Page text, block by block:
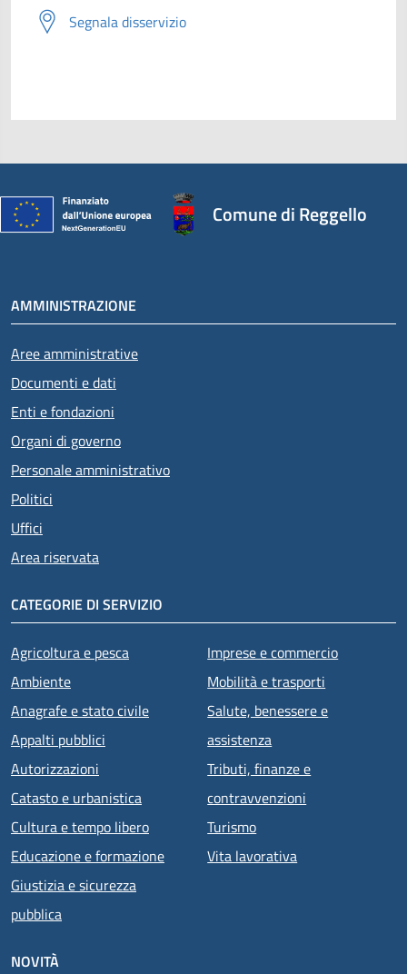
Segnala disservizio
Comune di Reggello
AMMINISTRAZIONE
Aree amministrative
Documenti e dati
Enti e fondazioni
Organi di governo
Personale amministrativo
Politici
Uffici
Area riservata
CATEGORIE DI SERVIZIO
Agricoltura e pesca
Ambiente
Anagrafe e stato civile
Appalti pubblici
Autorizzazioni
Catasto e urbanistica
Cultura e tempo libero
Educazione e formazione
Giustizia e sicurezza
pubblica
Imprese e commercio
Mobilità e trasporti
Salute, benessere e
assistenza
Tributi, finanze e
contravvenzioni
Turismo
Vita lavorativa
NOVITÀ